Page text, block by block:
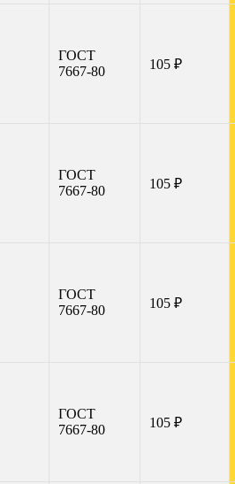
ГОСТ
7667-80
105 ₽
ГОСТ
7667-80
105 ₽
ГОСТ
7667-80
105 ₽
ГОСТ
7667-80
105 ₽